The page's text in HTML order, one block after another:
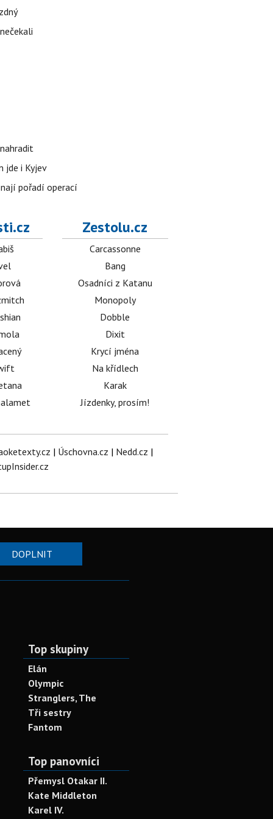
jde i Kyjev
pořadí operací
Zestolu.cz
Carcassonne
Bang
Osadníci z Katanu
Monopoly
Dobble
Dixit
Krycí jména
Na křídlech
Karak
Jízdenky, prosím!
| Úschovna.cz | Nedd.cz |
DOPLNIT
Top skupiny
Elán
Olympic
Stranglers, The
Tři sestry
Fantom
Top panovníci
Přemysl Otakar II.
Kate Middleton
Karel IV.